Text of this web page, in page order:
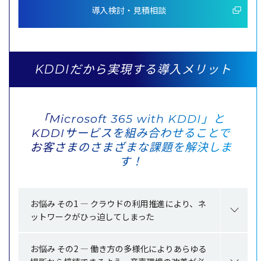
導入検討・見積相談
KDDIだから実現する導入メリット
「Microsoft 365 with KDDI」と
KDDIサービスを組み合わせることで
お客さまのさまざまな課題を解決しま
す！
お悩み その1 ― クラウドの利用推進により、ネ
ットワークがひっ迫してしまった
お悩み その2 ― 働き方の多様化によりあらゆる